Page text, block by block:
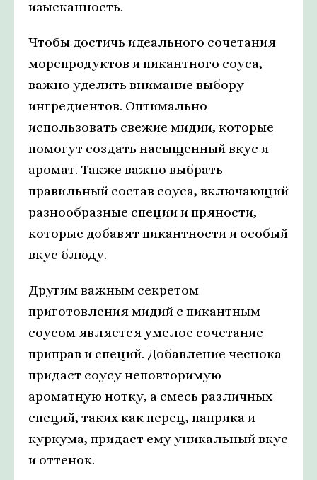
изысканность.
Чтобы достичь идеального сочетания
морепродуктов и пикантного соуса,
важно уделить внимание выбору
ингредиентов. Оптимально
использовать свежие мидии, которые
помогут создать насыщенный вкус и
аромат. Также важно выбрать
правильный состав соуса, включающий
разнообразные специи и пряности,
которые добавят пикантности и особый
вкус блюду.
Другим важным секретом
приготовления мидий с пикантным
соусом является умелое сочетание
приправ и специй. Добавление чеснока
придаст соусу неповторимую
ароматную нотку, а смесь различных
специй, таких как перец, паприка и
куркума, придаст ему уникальный вкус
и оттенок.